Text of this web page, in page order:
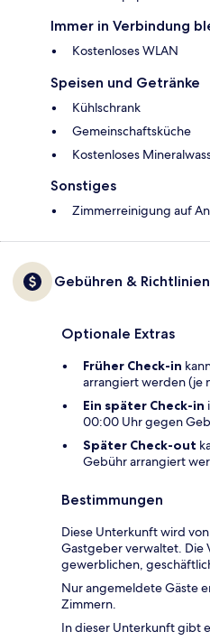
Immer in Verbindung
Kostenloses WLAN
Speisen und Getränke
Kühlschrank
Gemeinschaftsküche
Kostenloses
Sonstiges
Zimmerreinigung auf
Gebühren & Richtlinien
Optionale Extras
Früher Check-in
arrangiert werden (je
Ein später Check-in
00:00 Uhr gegen
Später Check-out
Gebühr arrangiert
Bestimmungen
Diese Unterkunft wird
Gastgeber verwaltet. Die
gewerblichen,
Nur angemeldete Gäste
Zimmern.
In dieser Unterkunft gibt